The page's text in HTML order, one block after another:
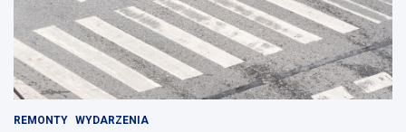
REMONTY WYDARZENIA